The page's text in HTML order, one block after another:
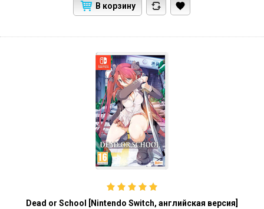
В корзину
Dead or School [Nintendo Switch, английская версия]